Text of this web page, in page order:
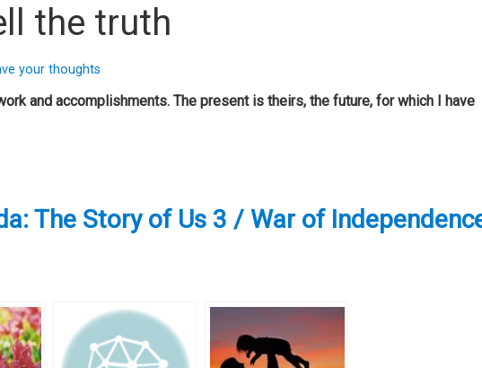
the truth
your thoughts
and accomplishments. The present is theirs, the future, for which I have
The Story of Us 3 / War of